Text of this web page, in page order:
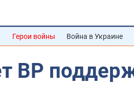
Герои войны Война в Украине
ВР